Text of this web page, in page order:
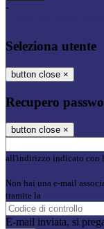
-
Seleziona utente
button close ×
Recupero
button close ×
all'indirizzo indicato con
Non hai una e-mail
tramite la
E-mail inviata, si